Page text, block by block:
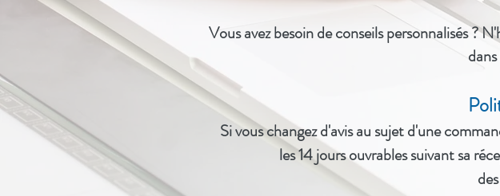
Vous avez besoin deconseils personnalisés ?
Si vous changez d'avis au sujet d'une
les 14 jours ouvrables suivant sa